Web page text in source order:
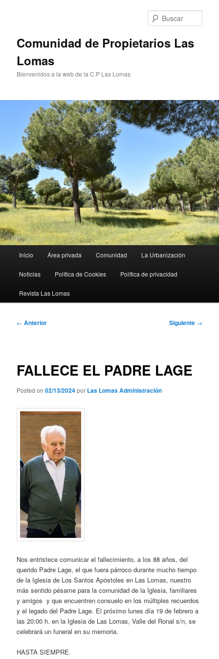
Comunidad de Propietarios Las
Lomas
Bienvenidos a la web de la C.P Las Lomas
Inicio Área privada Comunidad La Urbanización
Noticias Política de Cookies Política de privacidad
Revista Las Lomas
Navegación
← Anterior Siguiente →
FALLECE EL PADRE LAGE
Posted on02/13/2024por Las Lomas Administración
Nos entristece comunicar el fallecimiento, a los 88 años, del
querido Padre Lage, el que fuera párroco durante mucho tiempo
de la Iglesia de Los Santos Apóstoles en Las Lomas, nuestro
más sentido pésame para la comunidad de la Iglesia, familiares
y amigos y que encuentren consuelo en los múltiples recuerdos
y el legado del Padre Lage. El próximo lunes día 19 de febrero a
las 20:00 h. en la Iglesia de Las Lomas, Valle del Ronal s/n, se
celebrará un funeral en su memoria.
HASTA SIEMPRE.